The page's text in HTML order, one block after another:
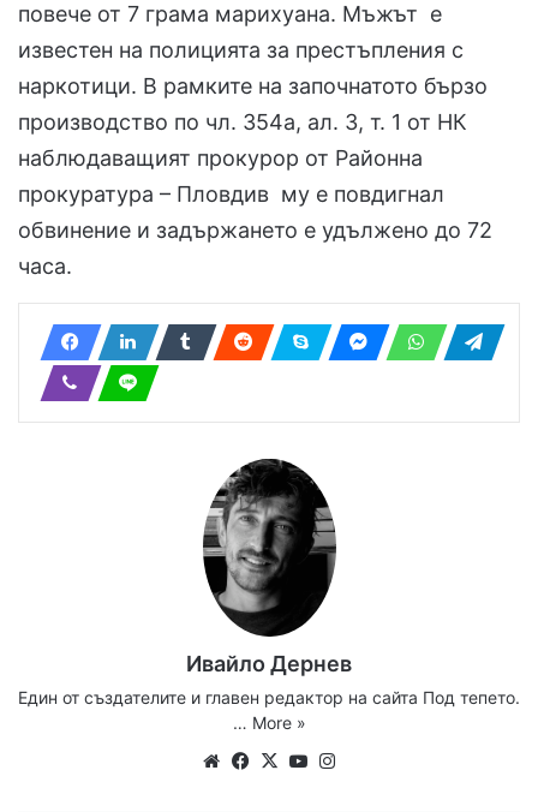
повече от 7 грама марихуана. Мъжът е
известен на полицията за престъпления с
наркотици. В рамките на започнатото бързо
производство по чл. 354а, ал. 3, т. 1 от НК
наблюдаващият прокурор от Районна
прокуратура – Пловдив му е повдигнал
обвинение и задържането е удължено до 72
часа.
Ивайло Дернев
Един от създателите и главен редактор на сайта Под тепето.
… More »
WebsiteFacebook
X YouTube